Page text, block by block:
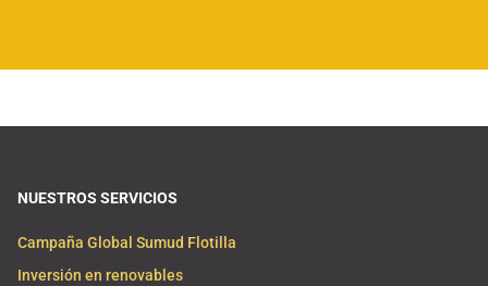
NUESTROS SERVICIOS
Campaña Global Sumud Flotilla
Inversión en renovables